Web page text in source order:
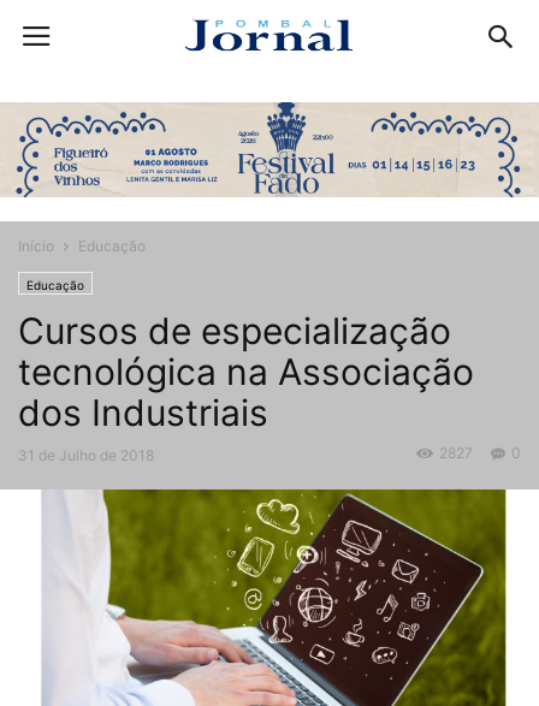
Início Educação
Educação
Cursos de especialização
tecnológica na Associação
dos Industriais
31 de Julho de 2018 0
2827